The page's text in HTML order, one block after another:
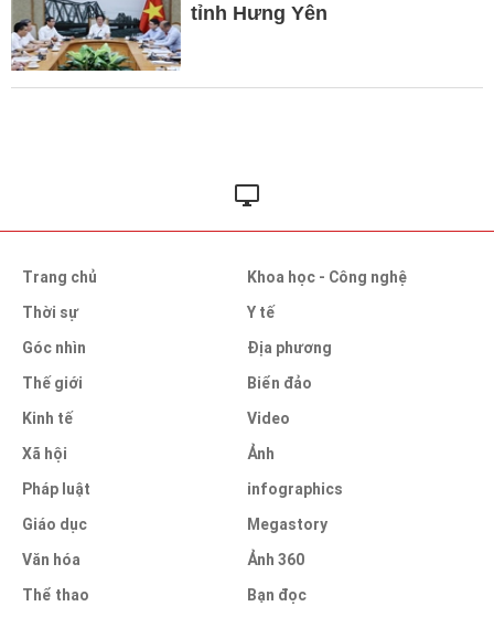
tỉnh Hưng Yên
Trang chủ
Thời sự
Góc nhìn
Thế giới
Kinh tế
Xã hội
Pháp luật
Giáo dục
Văn hóa
Thể thao
Khoa học - Công nghệ
Y tế
Địa phương
Biển đảo
Video
Ảnh
infographics
Megastory
Ảnh 360
Bạn đọc